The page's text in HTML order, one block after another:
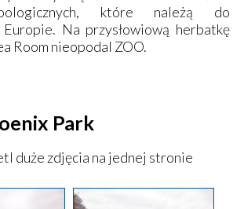
, które należą do
Na przysłowiową herbatkę
Room nieopodal ZOO.
Park
duże zdjęcia na jednej stronie